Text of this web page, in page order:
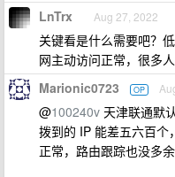
LnTrx Aug 27, 2022
关键看是什么需要吧？
网主动访问正常，很多人
Marionic0723 OP
@100240v 天津联通默
拨到的 IP 能差五六百个
正常，路由跟踪也没多